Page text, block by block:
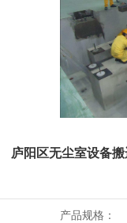
庐阳区无尘室设备
产品规格：